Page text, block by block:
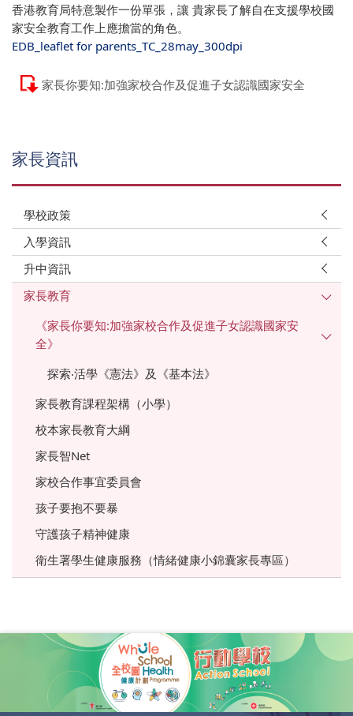
香港教育局特意製作一份單張，讓 貴家長了解自在支援學校國
家安全教育工作上應擔當的角色。
EDB_leaflet for parents_TC_28may_300dpi
家長你要知:加強家校合作及促進子女認識國家安全
家長資訊
學校政策
入學資訊
升中資訊
家長教育
《家長你要知:加強家校合作及促進子女認識國家安
全》
探索‧活學《憲法》及《基本法》
家長教育課程架構（小學）
校本家長教育大綱
家長智Net
家校合作事宜委員會
孩子要抱不要暴
守護孩子精神健康
衛生署學生健康服務（情緒健康小錦囊家長專區）